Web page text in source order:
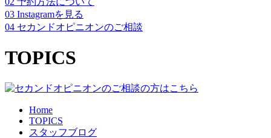
03 Instagramを見る
04 セカンドオピニオンのご相談
TOPICS
Home
TOPICS
スタッフブログ